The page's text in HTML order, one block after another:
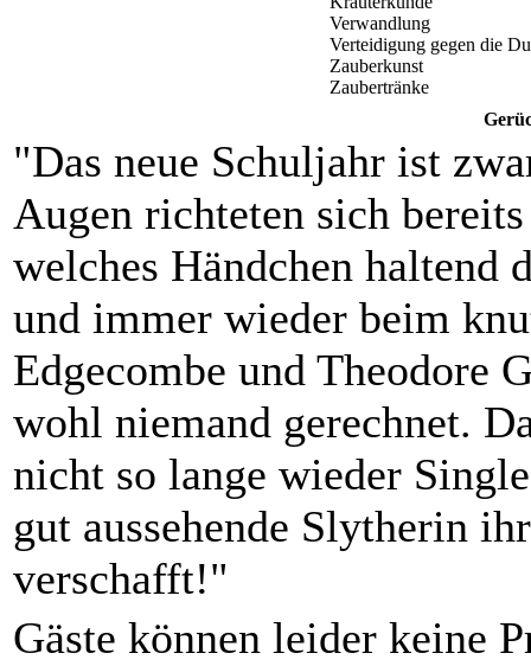
Verwandlung
Verteidigung gegen die
Zauberkunst
Zaubertränke
"Das neue Schuljahr ist
Augen richteten sich
welches Händchen haltend
und immer wieder beim
Edgecombe und Theodore
wohl niemand gerechnet.
nicht so lange wieder
gut aussehende Slytherin
verschafft!"
Gäste können leider keine